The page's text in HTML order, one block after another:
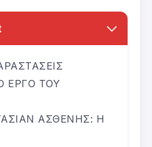
ΕΡΓΟ ΤΟΥ
ΑΣΘΕΝΗΣ: Η